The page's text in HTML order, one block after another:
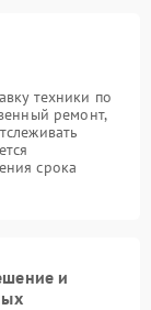
техники по
ремонт,
срока
и